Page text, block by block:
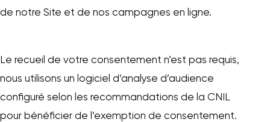
de notre Site et de nos campagnes en ligne.
Le recueil de votre consentement n’est pas requis,
nous utilisons un logiciel d’analyse d’audience
configuré selon les recommandations de la CNIL
pour bénéficier de l’exemption de consentement.